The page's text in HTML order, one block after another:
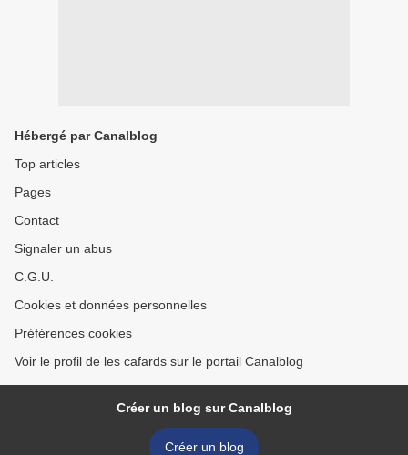
Hébergé par Canalblog
Top articles
Pages
Contact
Signaler un abus
C.G.U.
Cookies et données personnelles
Préférences cookies
Voir le profil de les cafards sur le portail Canalblog
Créer un blog sur Canalblog
Créer un blog